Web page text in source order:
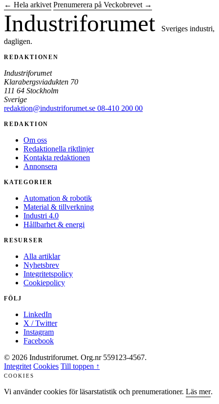
← Hela arkivet Prenumerera på Veckobrevet →
Industriforumet
Sveriges industri,
dagligen.
REDAKTIONEN
Industriforumet
Klarabergsviadukten 70
111 64 Stockholm
Sverige
redaktion@industriforumet.se 08-410 200 00
REDAKTION
Om oss
Redaktionella riktlinjer
Kontakta redaktionen
Annonsera
KATEGORIER
Automation & robotik
Material & tillverkning
Industri 4.0
Hållbarhet & energi
RESURSER
Alla artiklar
Nyhetsbrev
Integritetspolicy
Cookiepolicy
FÖLJ
LinkedIn
X / Twitter
Instagram
Facebook
© 2026 Industriforumet. Org.nr 559123-4567.
Integritet Cookies Till toppen ↑
COOKIES
Vi använder cookies för läsarstatistik och prenumerationer. Läs mer.